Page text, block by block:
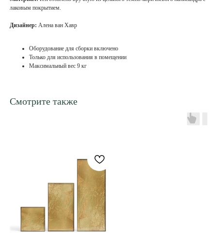
лаковым покрытием.
Дизайнер: Алена ван Хавр
Оборудование для сборки включено
Только для использования в помещении
Максимальный вес 9 кг
Смотрите также